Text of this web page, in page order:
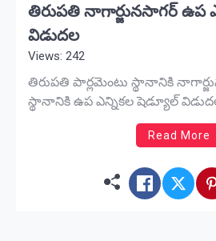
తిరుపతి నాగార్జునసాగర్ ఉప
విడుదల
Views: 242
తిరుపతి పార్లమెంటు స్థానానికి
స్థానానికి ఉప ఎన్నికల షెడ్యూల్ విడుదల
Read More